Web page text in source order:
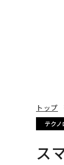
トップ
テクノ
ス